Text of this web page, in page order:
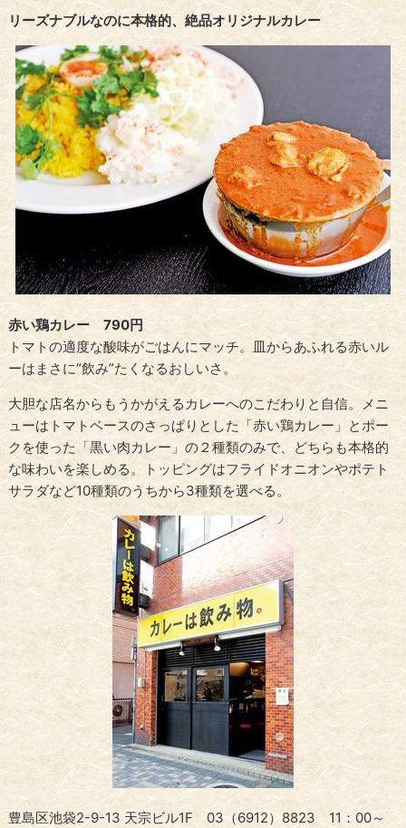
リーズナブルなのに本格的、絶品オリジナルカレー
赤い鶏カレー 790円
トマトの適度な酸味がごはんにマッチ。皿からあふれる赤いル
ーはまさに“飲み”たくなるおしいさ。
大胆な店名からもうかがえるカレーへのこだわりと自信。メニ
ューはトマトベースのさっぱりとした「赤い鶏カレー」とポー
クを使った「黒い肉カレー」の２種類のみで、どちらも本格的
な味わいを楽しめる。トッピングはフライドオニオンやポテト
サラダなど10種類のうちから3種類を選べる。
豊島区池袋2-9-13 天宗ビル1F 03（6912）8823 11：00～